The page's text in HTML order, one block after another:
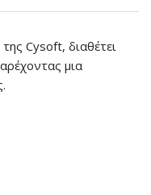
m
Cysoft, διαθέτει
μια